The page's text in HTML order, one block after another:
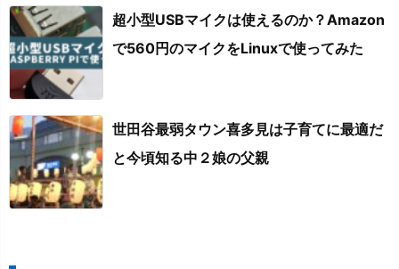
超小型USBマイクは使えるのか？Amazon
で560円のマイクをLinuxで使ってみた
世田谷最弱タウン喜多見は子育てに最適だ
と今頃知る中２娘の父親